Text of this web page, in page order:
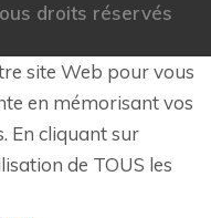
droits réservés
site Web pour vous
en mémorisant vos
En cliquant sur
de TOUS les